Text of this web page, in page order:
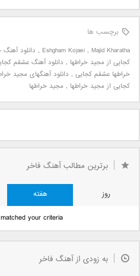
برچسب ها
Eshgham Kojaei , Majid Kharatha
, دانلود
کجایی از مجید خراطها , دانلود آهنگ عشقم
خراطها عشقم کجایی , دانلود آهنگهای مجید
کجایی از مجید خراطها , مجید خراطها
برترین مطالب آهنگ فاخر
روز هفته
your criteria.
به زودی از آهنگ فاخر